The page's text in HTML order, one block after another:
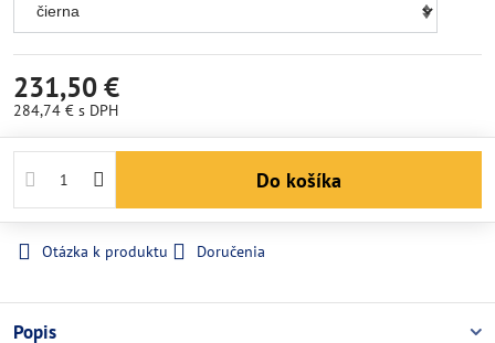
231,50 €
284,74 € s DPH
Do košíka
Otázka k produktu Doručenia
Popis